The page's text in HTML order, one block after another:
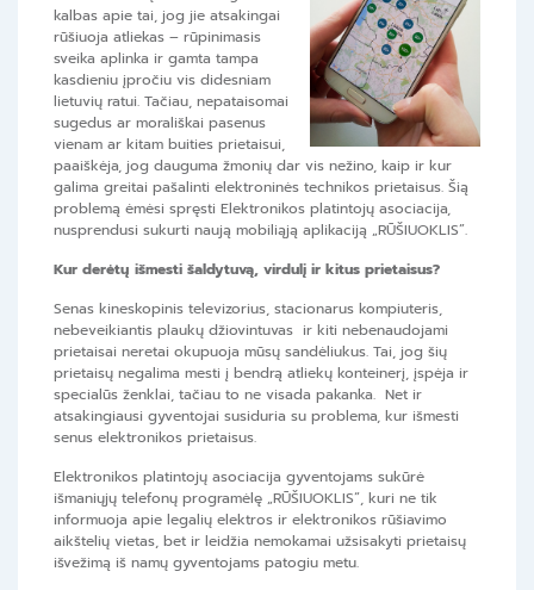
kalbas apie tai, jog jie atsakingai
rūšiuoja atliekas – rūpinimasis
sveika aplinka ir gamta tampa
kasdieniu įpročiu vis didesniam
lietuvių ratui. Tačiau, nepataisomai
sugedus ar morališkai pasenus
vienam ar kitam buities prietaisui,
paaiškėja, jog dauguma žmonių dar vis nežino, kaip ir kur
galima greitai pašalinti elektroninės technikos prietaisus. Šią
problemą ėmėsi spręsti Elektronikos platintojų asociacija,
nusprendusi sukurti naują mobiliąją aplikaciją „RŪŠIUOKLIS”.
Kur derėtų išmesti šaldytuvą, virdulį ir kitus prietaisus?
Senas kineskopinis televizorius, stacionarus kompiuteris,
nebeveikiantis plaukų džiovintuvas ir kiti nebenaudojami
prietaisai neretai okupuoja mūsų sandėliukus. Tai, jog šių
prietaisų negalima mesti į bendrą atliekų konteinerį, įspėja ir
specialūs ženklai, tačiau to ne visada pakanka. Net ir
atsakingiausi gyventojai susiduria su problema, kur išmesti
senus elektronikos prietaisus.
Elektronikos platintojų asociacija gyventojams sukūrė
išmaniųjų telefonų programėlę „RŪŠIUOKLIS“, kuri ne tik
informuoja apie legalių elektros ir elektronikos rūšiavimo
aikštelių vietas, bet ir leidžia nemokamai užsisakyti prietaisų
išvežimą iš namų gyventojams patogiu metu.